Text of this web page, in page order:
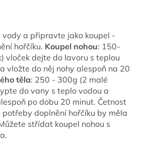
a připravte jako koupel -
hořčíku. Koupel nohou: 150-
vloček dejte do lavoru s teplou
vložte do něj nohy alespoň na 20
těla: 250 - 300g (2 malé
do vany s teplo vodou a
po dobu 20 minut. Četnost
doplnění hořčíku by měla
střídat koupel nohou s